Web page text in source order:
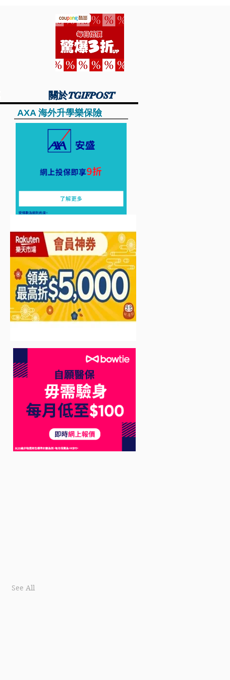
關於TGIFPOST
關於TGIFPOST
See All
AXA 海外升學樂保險